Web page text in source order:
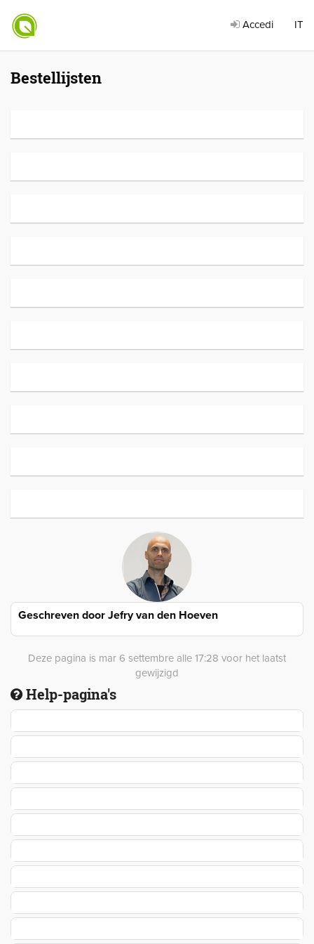
Accedi IT
Bestellijsten
Geschreven door Jefry van den Hoeven
Deze pagina is mar 6 settembre alle 17:28 voor het laatst
gewijzigd
Help-pagina's